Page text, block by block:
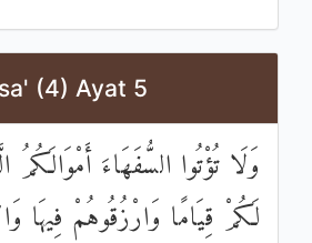
(4) Ayat 5
وَلَا تُؤْتُوا السُّفَهَاءَ أَمْوَالَكُمُ
لَكُمْ قِيَامًا وَارْزُقُوهُمْ فِيهَا